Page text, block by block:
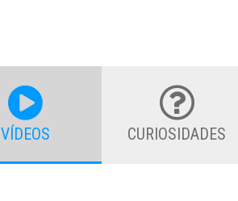
VÍDEOS CURIOSIDADES